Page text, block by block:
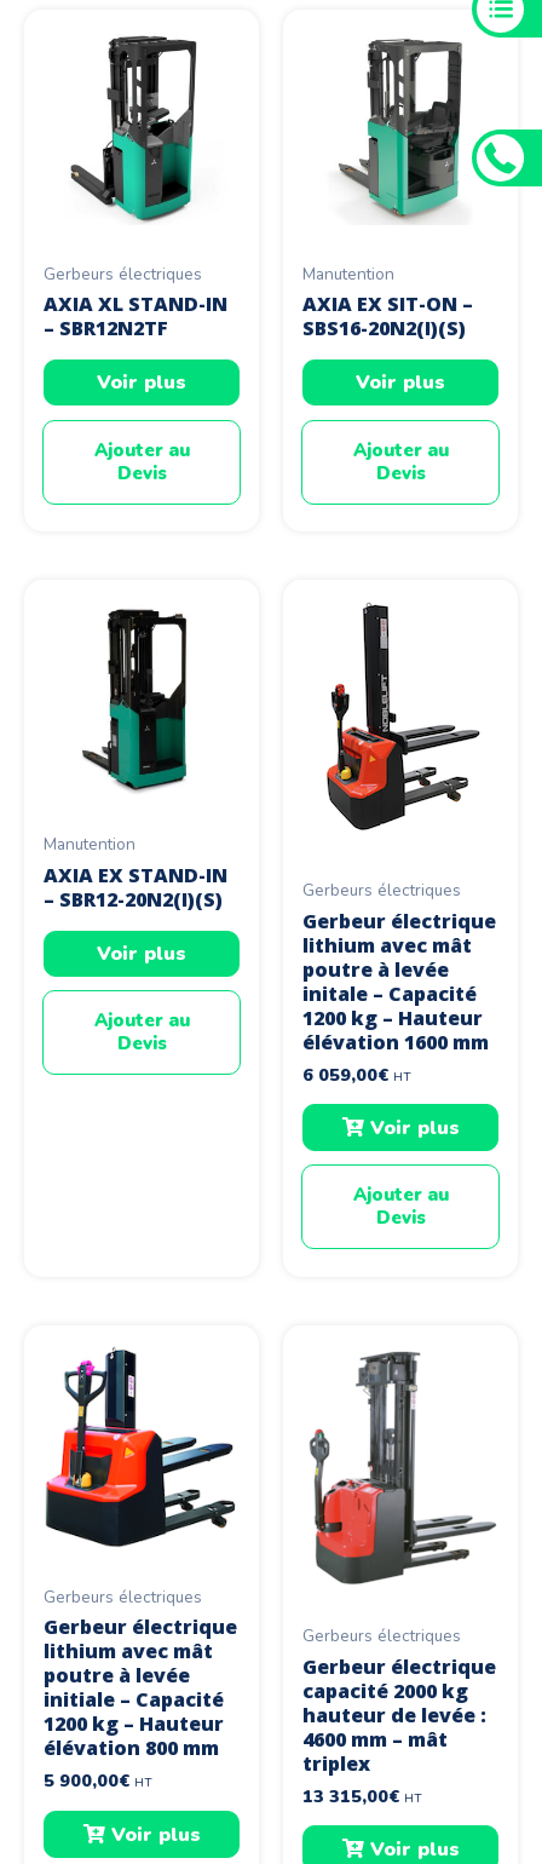
Gerbeurs électriques
AXIA XL STAND-IN
– SBR12N2TF
Voir plus
Ajouter au
Devis
Manutention
AXIA EX SIT-ON –
SBS16-20N2(I)(S)
Voir plus
Ajouter au
Devis
Manutention
AXIA EX STAND-IN
– SBR12-20N2(I)(S)
Voir plus
Ajouter au
Devis
Gerbeurs électriques
Gerbeur électrique
lithium avec mât
poutre à levée
initale – Capacité
1200 kg – Hauteur
élévation 1600 mm
6 059,00€ HT
Voir plus
Ajouter au
Devis
Gerbeurs électriques
Gerbeur électrique
lithium avec mât
poutre à levée
initiale – Capacité
1200 kg – Hauteur
élévation 800 mm
5 900,00€ HT
Voir plus
Gerbeurs électriques
Gerbeur électrique
capacité 2000 kg
hauteur de levée :
4600 mm – mât
triplex
13 315,00€ HT
Voir plus